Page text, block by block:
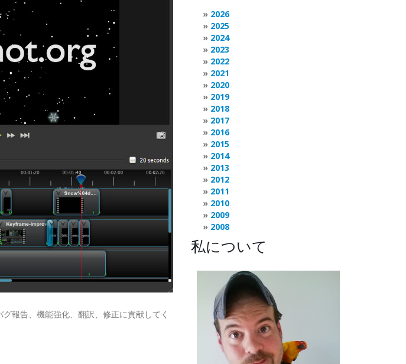
報告、機能強化、翻訳、修正に貢献してく
2026
2025
2024
2023
2022
2021
2020
2019
2018
2017
2016
2015
2014
2013
2012
2011
2010
2009
2008
私について